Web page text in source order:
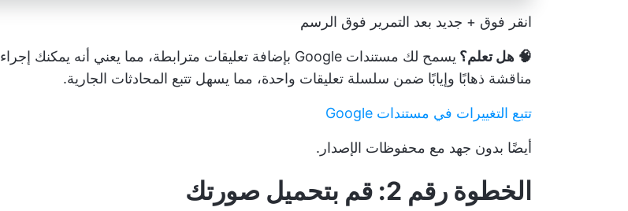
انقر فوق + جديد بعد التمرير فوق الرسم
🧠 هل تعلم؟
يسمح لك مستندات Google بإضافة تعليقات مترابطة، مما يعني أنه يمكنك إجراء
مناقشة ذهابًا وإيابًا ضمن سلسلة تعليقات واحدة، مما يسهل تتبع المحادثات الجارية.
تتبع التغييرات في مستندات Google
أيضًا بدون جهد مع محفوظات الإصدار.
الخطوة رقم 2: قم بتحميل صورتك